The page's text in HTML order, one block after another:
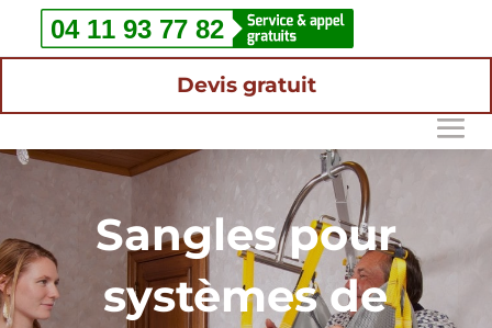
Devis gratuit
Sangles pour
systèmes de